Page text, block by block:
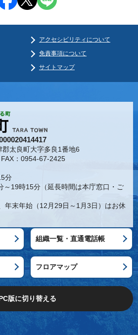
アクセシビリティについて
免責事項について
サイトマップ
太良町大字多良1番地6
：0954-67-2425
分
～19時15分（延長時間は本庁窓口・ご
年末年始（12月29日～1月3日）はお休
組織一覧・直通電話帳
フロアマップ
版に切り替える